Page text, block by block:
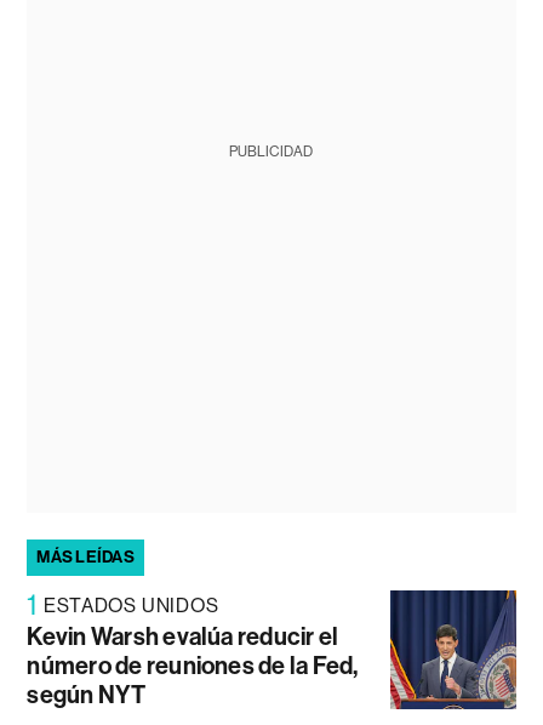
PUBLICIDAD
MÁS LEÍDAS
1 ESTADOS UNIDOS
Kevin Warsh evalúa reducir el
número de reuniones de la Fed,
según NYT